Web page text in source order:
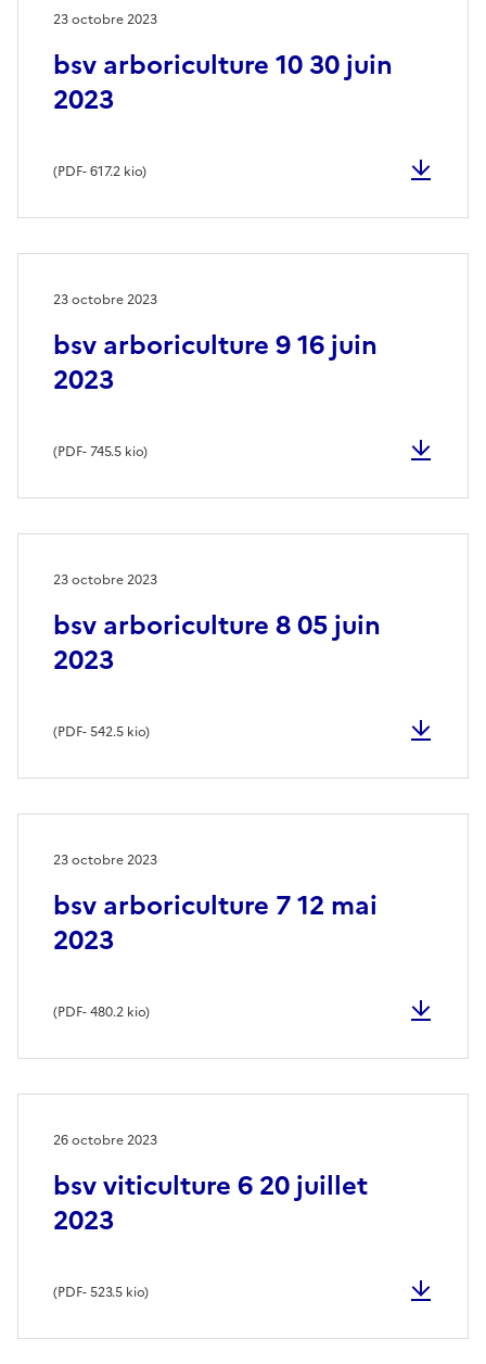
bsv arboriculture 10 30 juin
2023
23 octobre 2023
(PDF- 617.2 kio)
bsv arboriculture 9 16 juin
2023
23 octobre 2023
(PDF- 745.5 kio)
bsv arboriculture 8 05 juin
2023
23 octobre 2023
(PDF- 542.5 kio)
bsv arboriculture 7 12 mai
2023
23 octobre 2023
(PDF- 480.2 kio)
bsv viticulture 6 20 juillet
2023
26 octobre 2023
(PDF- 523.5 kio)